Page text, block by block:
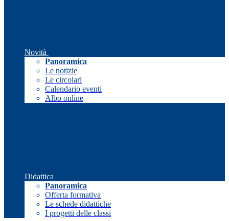
Novità
Panoramica
Le notizie
Le circolari
Calendario eventi
Albo online
Didattica
Panoramica
Offerta formativa
Le schede didattiche
I progetti delle classi